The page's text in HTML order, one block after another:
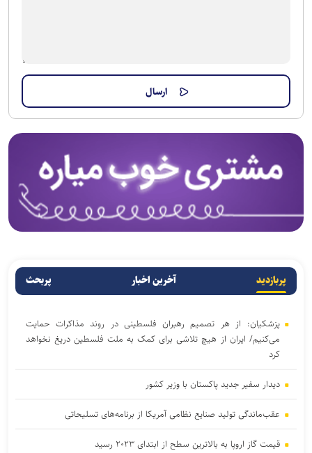
پربازدید آخرین اخبار پربحث
پزشکیان: از هر تصمیم رهبران فلسطینی در روند مذاکرات حمایت
می‌کنیم/ ایران از هیچ تلاشی برای کمک به ملت فلسطین دریغ نخواهد
کرد
دیدار سفیر جدید پاکستان با وزیر کشور
عقب‌ماندگی تولید صنایع نظامی آمریکا از برنامه‌های تسلیحاتی
قیمت گاز اروپا به بالاترین سطح از ابتدای ۲۰۲۳ رسید